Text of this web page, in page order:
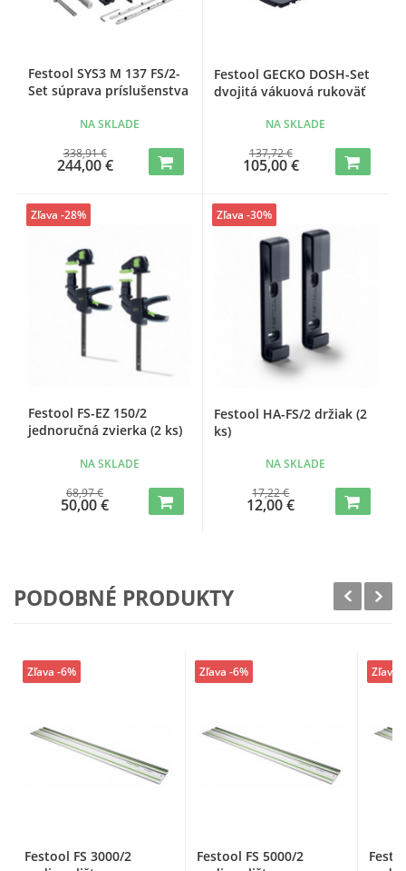
Festool SYS3 M 137 FS/2-
Set súprava príslušenstva
NA SKLADE
338,91 €
244,00 €
Festool GECKO DOSH-Set
dvojitá vákuová rukoväť
NA SKLADE
137,72 €
105,00 €
Festool FS-EZ 150/2
jednoručná zvierka (2 ks)
NA SKLADE
68,97 €
50,00 €
Zľava -28%
Festool HA-FS/2 držiak (2
ks)
NA SKLADE
17,22 €
12,00 €
Zľava -30%
PODOBNÉ PRODUKTY
Festool FS 3000/2
Zľava -6%
Festool FS 5000/2
Zľava -6% Zľava